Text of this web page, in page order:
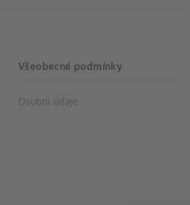
Všeobecné podmínky
Osobní údaje